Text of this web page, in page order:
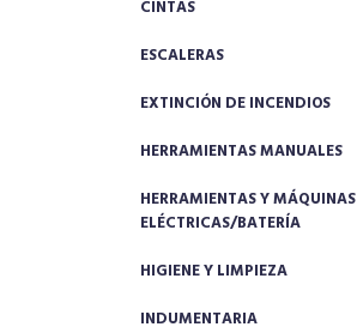
CINTAS
ESCALERAS
EXTINCIÓN DE INCENDIOS
HERRAMIENTAS MANUALES
HERRAMIENTAS Y MÁQUINAS
ELÉCTRICAS/BATERÍA
HIGIENE Y LIMPIEZA
INDUMENTARIA